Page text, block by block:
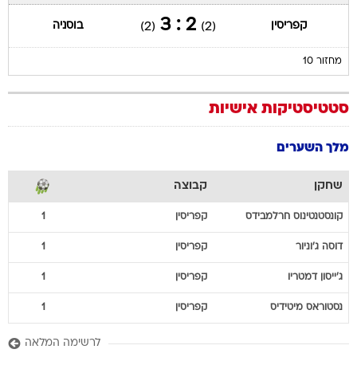
קפריסין (2)
2 : 3
(2) בוסניה
מחזור 10
סטטיסטיקות אישיות
מלך השערים
שחקן קבוצה
קונסטנטינוס חרלמבידס קפריסין 1
דוסה ג'וניור קפריסין 1
ג'ייסון דמטריו קפריסין 1
נסטוראס מיטידיס קפריסין 1
לרשימה המלאה